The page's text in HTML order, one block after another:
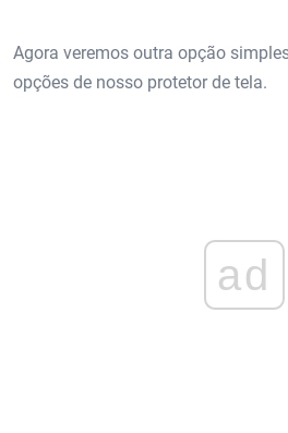
Agora veremos outra opção
opções de nosso protetor de tela.
ad